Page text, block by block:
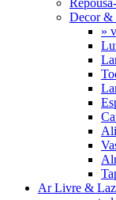
Decor &
»
Ar Livre &